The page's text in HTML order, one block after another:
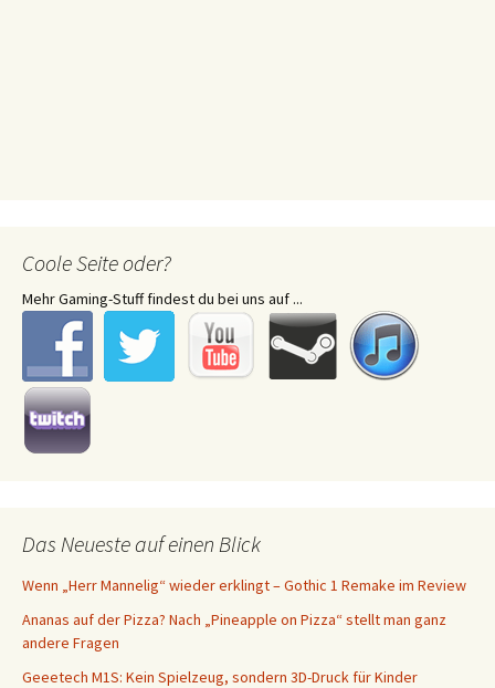
Coole Seite oder?
Mehr Gaming-Stuff findest du bei uns auf ...
Das Neueste auf einen Blick
Wenn „Herr Mannelig“ wieder erklingt – Gothic 1 Remake im Review
Ananas auf der Pizza? Nach „Pineapple on Pizza“ stellt man ganz
andere Fragen
Geeetech M1S: Kein Spielzeug, sondern 3D-Druck für Kinder